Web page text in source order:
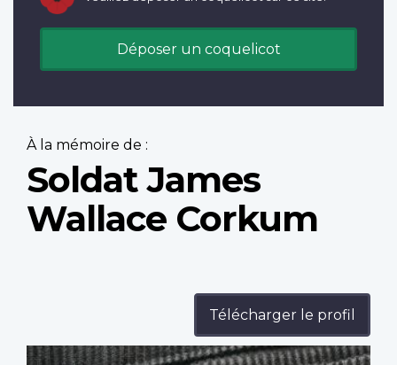
Déposer un coquelicot
À la mémoire de :
Soldat James
Wallace Corkum
Télécharger le profil
Profile